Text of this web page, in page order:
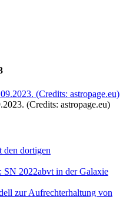
(Credits: astropage.eu)
den dortigen
2022abvt in der Galaxie
zur Aufrechterhaltung von